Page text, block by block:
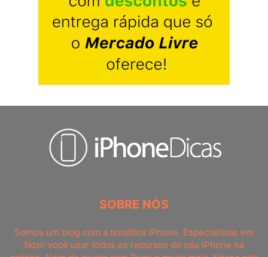
SOBRE NÓS
Somos um blog com a temática iPhone. Especialistas em
fazer você usar todos os recursos do seu iPhone na